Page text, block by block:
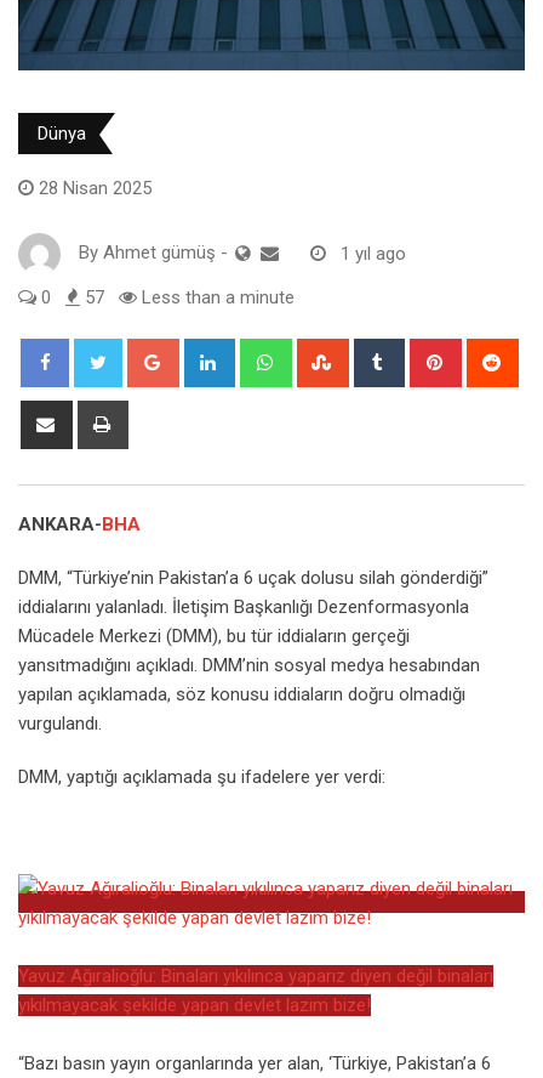
Dünya
28 Nisan 2025
By Ahmet gümüş - 1 yıl ago
0 57 Less than a minute
Google+ LinkedIn WhatsappStumbleUpon
Tumblr Pinterest
Share
ANKARA-BHA
DMM, “Türkiye’nin Pakistan’a 6 uçak dolusu silah gönderdiği”
iddialarını yalanladı. İletişim Başkanlığı Dezenformasyonla
Mücadele Merkezi (DMM), bu tür iddiaların gerçeği
yansıtmadığını açıkladı. DMM’nin sosyal medya hesabından
yapılan açıklamada, söz konusu iddiaların doğru olmadığı
vurgulandı.
DMM, yaptığı açıklamada şu ifadelere yer verdi:
Yavuz Ağıralioğlu: Binaları yıkılınca yaparız diyen değil binaları
yıkılmayacak şekilde yapan devlet lazım bize!
“Bazı basın yayın organlarında yer alan, ‘Türkiye, Pakistan’a 6